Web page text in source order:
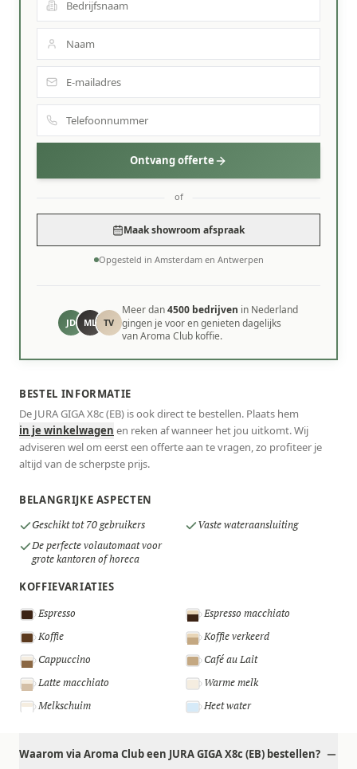
Ontvang offerte
of
Maak showroom afspraak
Opgesteld in Amsterdam en Antwerpen
JD ML TV
Meer dan4500 bedrijven in Nederland
gingen je voor en genieten dagelijks
van Aroma Club koffie.
BESTEL INFORMATIE
De JURA GIGA X8c (EB) is ook direct te bestellen. Plaats hem
in je winkelwagen en reken af wanneer het jou uitkomt. Wij
adviseren wel om eerst een offerte aan te vragen, zo profiteer je
altijd van de scherpste prijs.
BELANGRIJKE ASPECTEN
Geschikt tot 70 gebruikers
Vaste wateraansluiting
De perfecte volautomaat voor
grote kantoren of horeca
KOFFIEVARIATIES
Espresso
Espresso macchiato
Koffie
Koffie verkeerd
Cappuccino
Café au Lait
Latte macchiato
Warme melk
Melkschuim
Heet water
Waarom via Aroma Club een JURA GIGA X8c (EB) bestellen?